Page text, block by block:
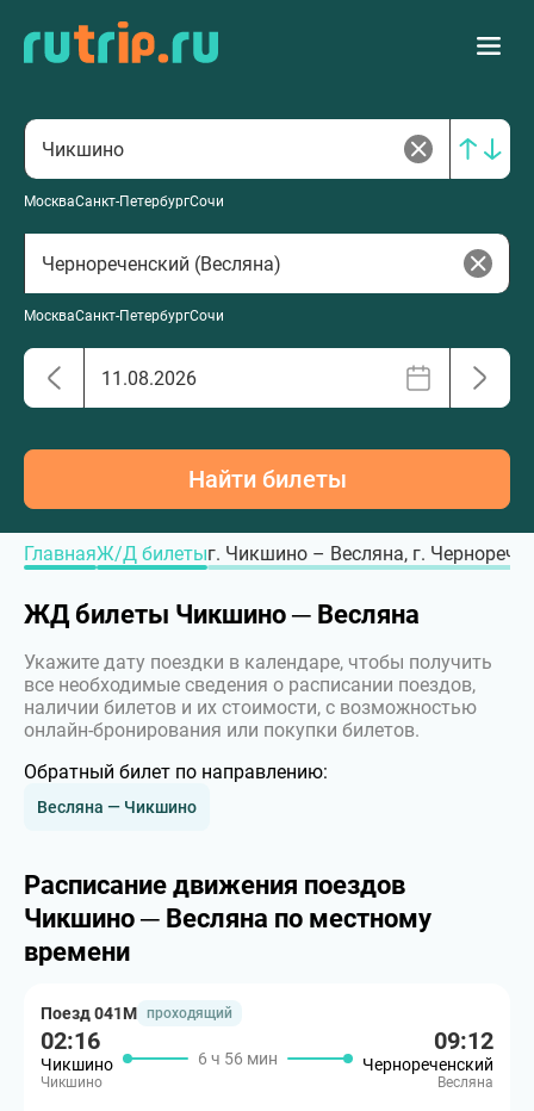
МоскваСанкт-ПетербургСочи
МоскваСанкт-ПетербургСочи
Найти билеты
ГлавнаяЖ/Д билетыг. Чикшино – Весляна, г.
ЖД билеты Чикшино ─ Весляна
Укажите дату поездки в календаре, чтобы получить
все необходимые сведения о расписании поездов,
наличии билетов и их стоимости, с возможностью
онлайн-бронирования или покупки билетов.
Обратный билет по направлению:
Весляна — Чикшино
Расписание движения поездов
Чикшино ─ Весляна по местному
времени
Поезд 041М проходящий
02:16
Чикшино
Чикшино
6 ч 56 мин
09:12
Чернореченский
Весляна